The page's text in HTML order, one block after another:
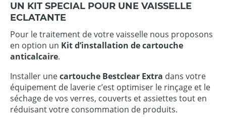
UN KIT SPECIAL POUR UNE VAISSELLE
ECLATANTE
Pour le traitement de votre vaisselle nous proposons
en option un Kit d’installation de cartouche
anticalcaire.
Installer unecartouche Bestclear Extra dans votre
équipement de laverie c’est optimiser le rinçage et le
séchage de vos verres, couverts et assiettes tout en
réduisant votre consommation de produits.